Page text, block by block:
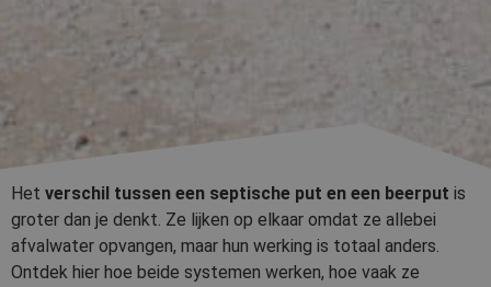
Het verschil tussen een septische put en een beerput is
groter dan je denkt. Ze lijken op elkaar omdat ze allebei
afvalwater opvangen, maar hun werking is totaal anders.
Ontdek hier hoe beide systemen werken, hoe vaak ze